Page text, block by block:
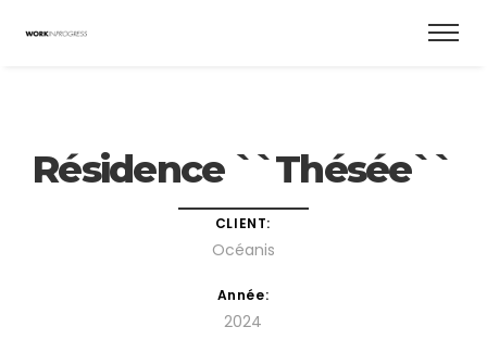
Résidence ``Thésée``
CLIENT:
Océanis
Année:
2024